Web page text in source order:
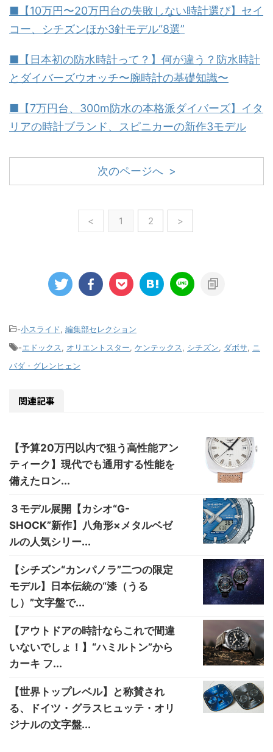
■【10万円〜20万円台の失敗しない時計選び】セイ
コー、シチズンほか3針モデル“8選”
■【日本初の防水時計って？】何が違う？防水時計
とダイバーズウオッチ〜腕時計の基礎知識〜
■【7万円台、300m防水の本格派ダイバーズ】イタ
リアの時計ブランド、スピニカーの新作3モデル
次のページへ >
< 1 2 >
-小スライド 編集部セレクション
-エドックス オリエントスター ケンテックス シチズン ダボサ
ニ
バダ・グレンヒェン
関連記事
【予算20万円以内で狙う高性能アン
ティーク】現代でも通用する性能を
備えたロン...
３モデル展開【カシオ“G-
SHOCK”新作】八角形×メタルベゼ
ルの人気シリー...
【シチズン“カンパノラ”二つの限定
モデル】日本伝統の“漆（うる
し）”文字盤で...
【アウトドアの時計ならこれで間違
いないでしょ！】“ハミルトン”から
カーキ フ...
【世界トップレベル】と称賛され
る、ドイツ・グラスヒュッテ・オリ
ジナルの文字盤...